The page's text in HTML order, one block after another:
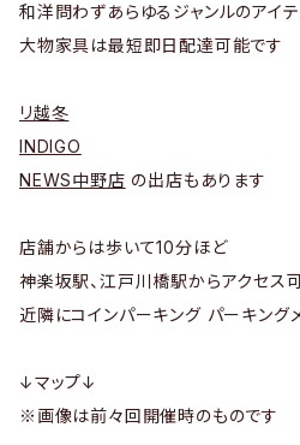
和洋問わずあらゆるジャンルのアイ
大物家具は最短即日配達可能です
リ越冬
INDIGO
NEWS中野店 の出店もあります
店舗からは歩いて10分ほど
神楽坂駅、江戸川橋駅からアクセス
近隣にコインパーキング パーキング
↓マップ↓
※画像は前々回開催時のものです